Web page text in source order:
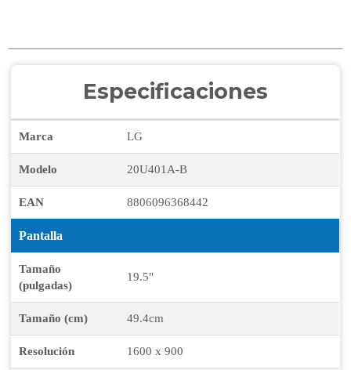
Especificaciones
Marca LG
Modelo 20U401A-B
EAN 8806096368442
Pantalla
Tamaño
(pulgadas)
19.5"
Tamaño (cm) 49.4cm
Resolución 1600 x 900